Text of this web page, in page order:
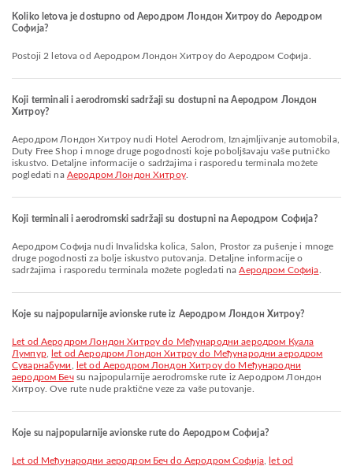
Koliko letova je dostupno od Аеродром Лондон Хитроу do Аеродром
Софија?
Postoji 2 letova od Аеродром Лондон Хитроу do Аеродром Софија.
Koji terminali i aerodromski sadržaji su dostupni na Аеродром Лондон
Хитроу?
Аеродром Лондон Хитроу nudi Hotel Aerodrom, Iznajmljivanje automobila,
Duty Free Shop i mnoge druge pogodnosti koje poboljšavaju vaše putničko
iskustvo. Detaljne informacije o sadržajima i rasporedu terminala možete
pogledati na Аеродром Лондон Хитроу.
Koji terminali i aerodromski sadržaji su dostupni na Аеродром Софија?
Аеродром Софија nudi Invalidska kolica, Salon, Prostor za pušenje i mnoge
druge pogodnosti za bolje iskustvo putovanja. Detaljne informacije o
sadržajima i rasporedu terminala možete pogledati naАеродром Софија
Koje su najpopularnije avionske rute iz Аеродром Лондон Хитроу?
let od Аеродром Лондон Хитроу do Међународни аеродром Куала
Лумпур,
let od Аеродром Лондон Хитроу do Међународни аеродром
Суварнабуми
let od Аеродром Лондон Хитроу do Међународни
аеродром Бечsu najpopularnije aerodromske rute iz Аеродром Лондон
Хитроу. Ove rute nude praktične veze za vaše putovanje.
Koje su najpopularnije avionske rute do Аеродром Софија?
let od Међународни аеродром Беч do Аеродром Софија
let od